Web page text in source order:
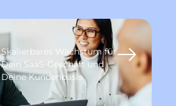
Skalierbares Wachstum für
Dein SaaS-Geschäft und
Deine Kundenbasis